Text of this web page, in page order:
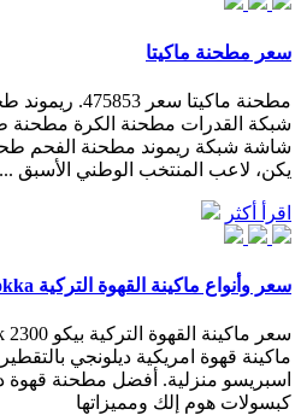
سعر مطحنة ماكيتا
شاشة شبكة ريموند مطحنة الفحم
يكن، لاعب المنتخب الوطني الأسبق ...
اقرأ أكثر
سعر وأنواع ماكينة القهوة التركية okka أرزوم
ماكينة قهوة امريكية ديلونجي
اسبريسو منزلية. أفضل مطحنة قهوة
كبسولات هوم إلك ومميزاتها